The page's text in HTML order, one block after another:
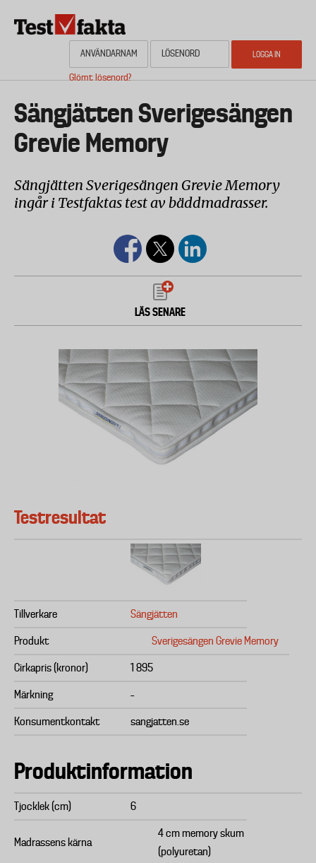
Glömt lösenord?
Media
Sängjätten Sverigesängen
Grevie Memory
Sängjätten Sverigesängen Grevie Memory
ingår i Testfaktas test av bäddmadrasser.
LÄS SENARE
Testresultat
Tillverkare Sängjätten
Produkt Sverigesängen Grevie Memory
Cirkapris (kronor) 1 895
Märkning –
Konsumentkontakt sangjatten.se
Produktinformation
Tjocklek (cm) 6
Madrassens kärna
4 cm memory skum
(polyuretan)